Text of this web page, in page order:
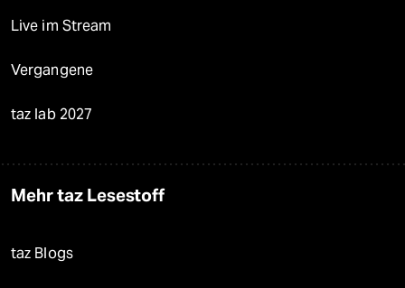
Live im Stream
Vergangene
taz lab 2027
Mehr taz Lesestoff
taz Blogs